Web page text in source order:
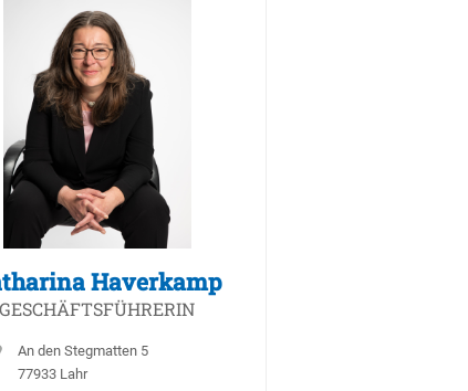
Haverkamp
GESCHÄFTSFÜHRERIN
An den Stegmatten 5
77933 Lahr